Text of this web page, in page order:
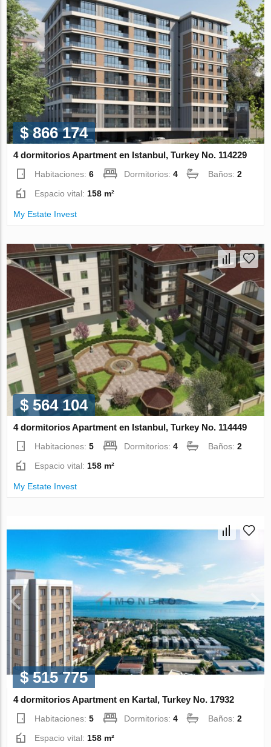
$ 866 174
4 dormitorios Apartment en Istanbul, Turkey No. 114229
Habitaciones:6 Dormitorios:4 Baños:2
Espacio vital:158 m²
My Estate Invest
$ 564 104
4 dormitorios Apartment en Istanbul, Turkey No. 114449
Habitaciones:5 Dormitorios:4 Baños:2
Espacio vital: 158 m²
My Estate Invest
$ 515 775
4 dormitorios Apartment en Kartal, Turkey No. 17932
Habitaciones:5 Dormitorios:4 Baños:2
Espacio vital: 158 m²